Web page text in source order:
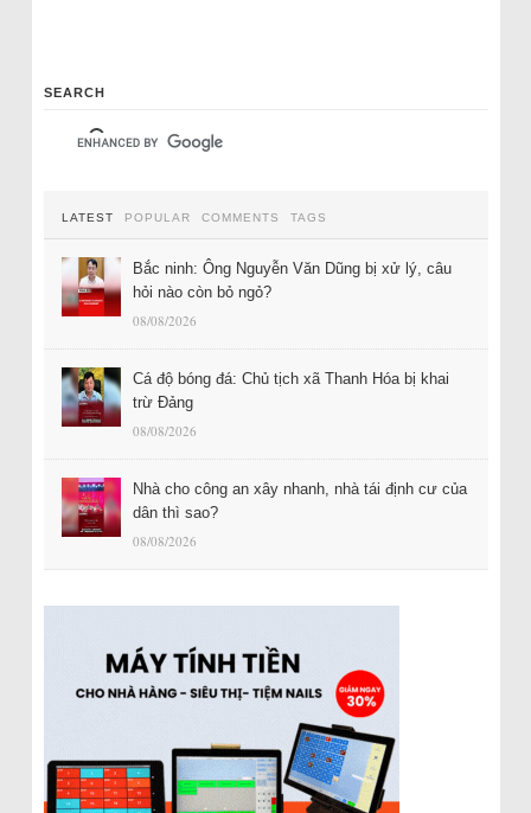
SEARCH
LATEST POPULAR COMMENTS TAGS
Bắc ninh: Ông Nguyễn Văn Dũng bị xử lý, câu
hỏi nào còn bỏ ngỏ?
08/08/2026
Cá độ bóng đá: Chủ tịch xã Thanh Hóa bị khai
trừ Đảng
08/08/2026
Nhà cho công an xây nhanh, nhà tái định cư của
dân thì sao?
08/08/2026